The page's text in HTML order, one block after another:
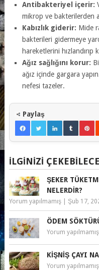
Antibakteriyel içerir:
mikrop ve bakterilerden
Kabızlık giderir: Mide
bakterileri gidermeye
hareketlerini hızlandırıp
Ağız sağlığını korur:
ağız içinde gargara
nefesi tazeler.
Paylaş
İLGINIZI
ŞEKER
NELERDIR?
Yorum yapılmamış| Şub 17,
ÖDEM
Yorum yapılmamış
KIŞNIŞ ÇAYI
Yorum yapılmamış